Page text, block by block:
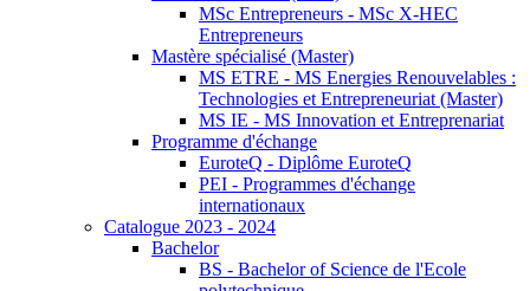
MSc Entrepreneurs - MSc X-HEC
Entrepreneurs
Mastère spécialisé (Master)
MS ETRE - MS Energies Renouvelables :
Technologies et Entrepreneuriat (Master)
MS IE - MS Innovation et Entreprenariat
Programme d'échange
EuroteQ - Diplôme EuroteQ
PEI - Programmes d'échange
internationaux
Catalogue 2023 - 2024
Bachelor
BS - Bachelor of Science de l'Ecole